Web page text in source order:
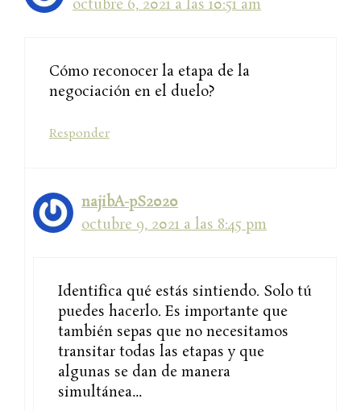
octubre 6, 2021 a las 10:51 am
Cómo reconocer la etapa de la
negociación en el duelo?
Responder
najibA-pS2020
octubre 9, 2021 a las 8:45 pm
Identifica qué estás sintiendo. Solo tú
puedes hacerlo. Es importante que
también sepas que no necesitamos
transitar todas las etapas y que
algunas se dan de manera
simultánea…